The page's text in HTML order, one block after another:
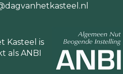
Kasteel is
als ANBI